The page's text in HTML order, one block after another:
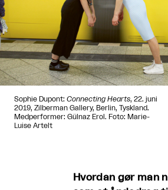
Sophie Dupont: Connecting Hearts, 22. juni
2019, Zilberman Gallery, Berlin, Tyskland.
Medperformer: Gülnaz Erol. Foto: Marie-
Luise Artelt
Hvordan gør man